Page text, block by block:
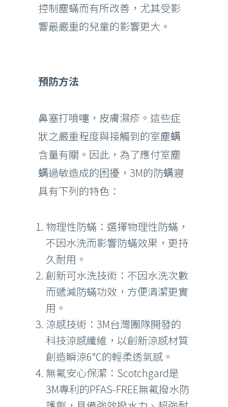
控制塵蟎而有所改善，尤其受影
響最嚴重的兒童的影響更大。
預防方法
鼻塞打噴嚏，皮膚濕疹。這些症
狀之嚴重程度與接觸到的室塵螨
含量有關。因此，為了應付室塵
螨過敏造成的困擾，3M的防螨寢
具有下列的特色：
物理性防蟎：選擇物理性防蟎，
不因水洗而影響防蟎效果，更持
久耐用。
創新可水洗技術：不因水洗次數
而遞減防蟎功效，方便清潔更實
用。
涼感技術：3M台灣團隊開發的
科技涼感纖維，以創新涼感材質
創造瞬涼6°C的輕柔透氣感。
無氟安心保潔：Scotchgard是
3M專利的PFAS-FREE無氟撥水防